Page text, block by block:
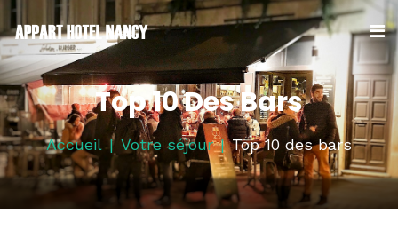
Top 10 Des Bars
Accueil Votre séjour Top 10 des bars